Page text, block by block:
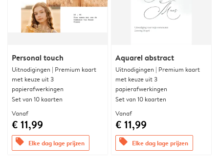
Personal touch
Uitnodigingen | Premium kaart
met keuze uit 3
papierafwerkingen
Set van 10 kaarten
Vanaf
€ 11,99
offers Elke dag lage prijzen
Aquarel abstract
Uitnodigingen | Premium kaart
met keuze uit 3
papierafwerkingen
Set van 10 kaarten
Vanaf
€ 11,99
offers Elke dag lage prijzen